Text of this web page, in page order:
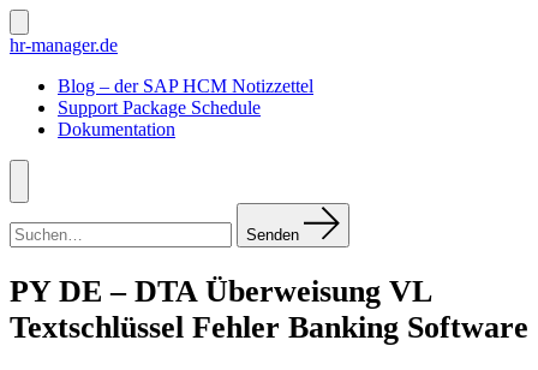
Zum
Inhalt
Suche
ein-/ausblenden
hr-manager.de
Blog – der SAP HCM Notizzettel
Support Package Schedule
Dokumentation
Menü
nach:
Senden
PY DE – DTA Überweisung VL
Textschlüssel Fehler Banking Software